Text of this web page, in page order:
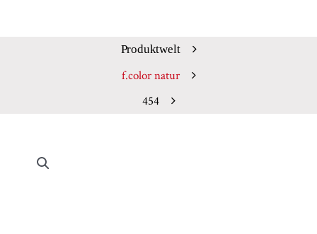
Produktwelt
f.color natur
454